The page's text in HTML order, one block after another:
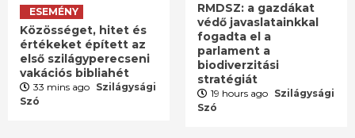
ESEMÉNY
Közösséget, hitet és
értékeket épített az
első szilágyperecseni
vakációs bibliahét
33 mins ago Szilágysági
Szó
RMDSZ: a gazdákat
védő javaslatainkkal
fogadta el a
parlament a
biodiverzitási
stratégiát
19 hours ago Szilágysági
Szó